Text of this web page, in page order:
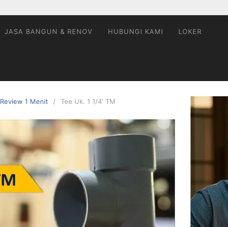
JASA BANGUN & RENOV HUBUNGI KAMI LOKER
Review 1 Menit Tee Uk. 1 1/4′ TM